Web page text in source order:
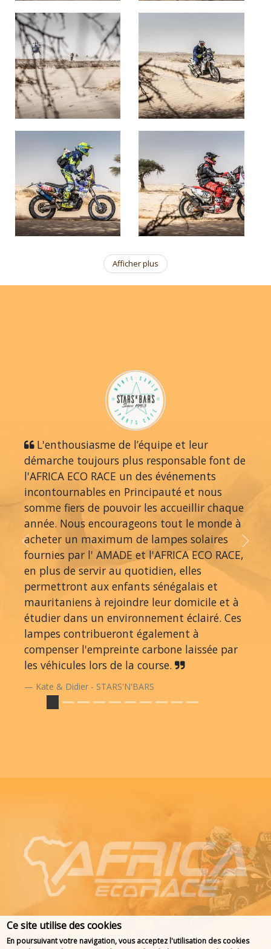
Afficher plus
L'enthousiasme de l’équipe et leur
démarche toujours plus responsable font de
l'AFRICA ECO RACE un des événements
incontournables en Principauté et nous
somme fiers de pouvoir les accueillir chaque
année. Nous encourageons tout le monde à
acheter un maximum de lampes solaires
fournies par l' AMADE et l'AFRICA ECO RACE,
en plus de servir au quotidien, elles
permettront aux enfants sénégalais et
mauritaniens à rejoindre leur domicile et à
étudier dans un environnement éclairé. Ces
lampes contribueront également à
compenser l'empreinte carbone laissée par
les véhicules lors de la course.
Kate & Didier - STARS'N'BARS
Previous Next
Ce site utilise des cookies
En poursuivant votre navigation, vous acceptez l'utilisation des cookies